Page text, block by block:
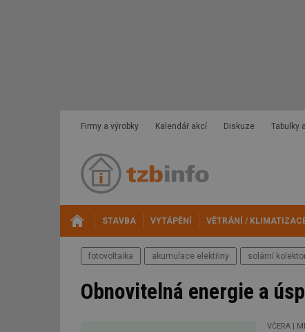
Firmy a výrobky Kalendář akcí Diskuze Tabulky
STAVBA VYTÁPĚNÍ VĚTRÁNÍ /
fotovoltaika akumulace elektřiny solární
Obnovitelná energie a
VČERA